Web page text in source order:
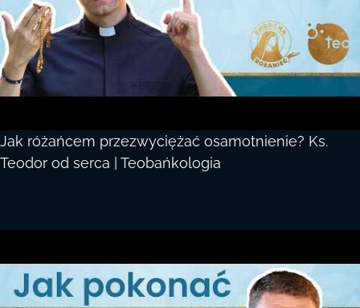
Jak różańcem przezwyciężać osamotnienie? Ks.
Teodor od serca | Teobańkologia